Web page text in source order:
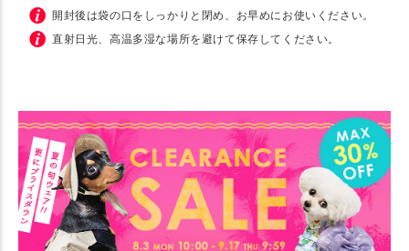
開封後は袋の口をしっかりと閉め、お早めにお使いください。
直射日光、高温多湿な場所を避けて保存してください。